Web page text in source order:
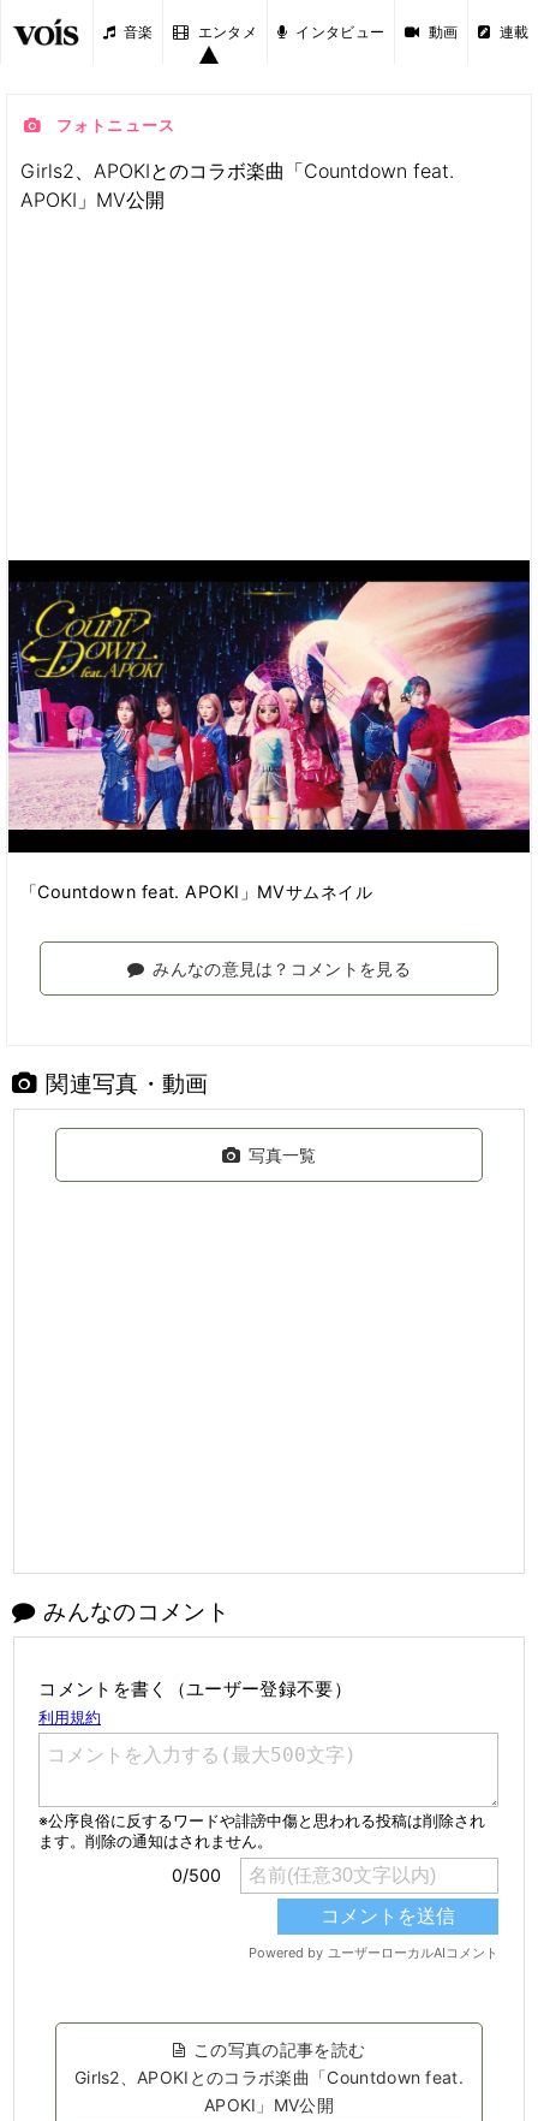
音楽 エンタメ インタビュー 動画 連載
フォトニュース
Girls2、APOKIとのコラボ楽曲「Countdown feat.
APOKI」MV公開
「Countdown feat. APOKI」MVサムネイル
みんなの意見は？コメントを見る
関連写真・動画
写真一覧
みんなのコメント
コメントを書く（ユーザー登録不要）
この写真の記事を読む
Girls2、APOKIとのコラボ楽曲「Countdown feat.
APOKI」MV公開